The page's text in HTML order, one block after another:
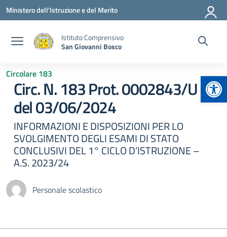
Vai ai contenuti
Vai al menu di navigazione
Vai al footer
Ministero dell'Istruzione e del Merito
Istituto Comprensivo
San Giovanni Bosco
Circolare 183
Circ. N. 183 Prot. 0002843/U
del 03/06/2024
INFORMAZIONI E DISPOSIZIONI PER LO
SVOLGIMENTO DEGLI ESAMI DI STATO
CONCLUSIVI DEL 1° CICLO D’ISTRUZIONE –
A.S. 2023/24
Personale scolastico